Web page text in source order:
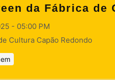
da Fábrica de
- 05:00 PM
Cultura Capão Redondo